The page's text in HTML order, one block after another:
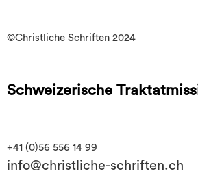
©Christliche Schriften 2024
Schweizerische
+41 (0)56 556 14 99
info@christliche-schriften.ch